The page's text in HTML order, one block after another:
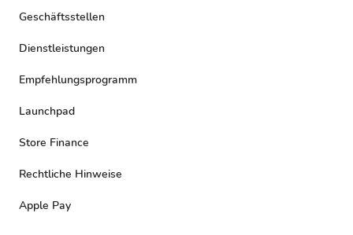
Geschäftsstellen
Dienstleistungen
Empfehlungsprogramm
Launchpad
Store Finance
Rechtliche Hinweise
Apple Pay